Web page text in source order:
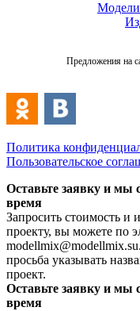
Предложения на
Политика
Пользовательское
Оставьте заявку и
время
Запросить стоимость
проекту, вы можете по
просьба указывать
проект.
Оставьте заявку и
время